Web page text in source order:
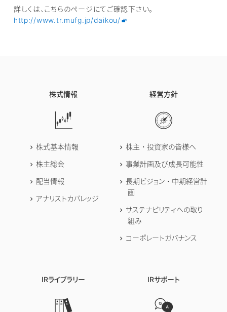
詳しくは、こちらのページにてご確認下さい。
http://www.tr.mufg.jp/daikou/
株式情報
株式基本情報
株主総会
配当情報
アナリストカバレッジ
経営方針
株主・投資家の皆様へ
事業計画及び成長可能性
長期ビジョン・中期経営計
画
サステナビリティへの取り
組み
コーポレートガバナンス
IRライブラリー IRサポート